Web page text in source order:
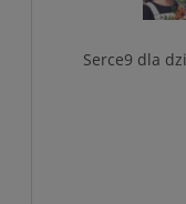
Serce9 dla